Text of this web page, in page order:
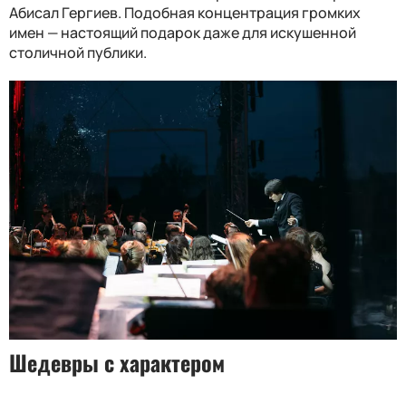
Абисал Гергиев. Подобная концентрация громких
имен — настоящий подарок даже для искушенной
столичной публики.
Шедевры с характером